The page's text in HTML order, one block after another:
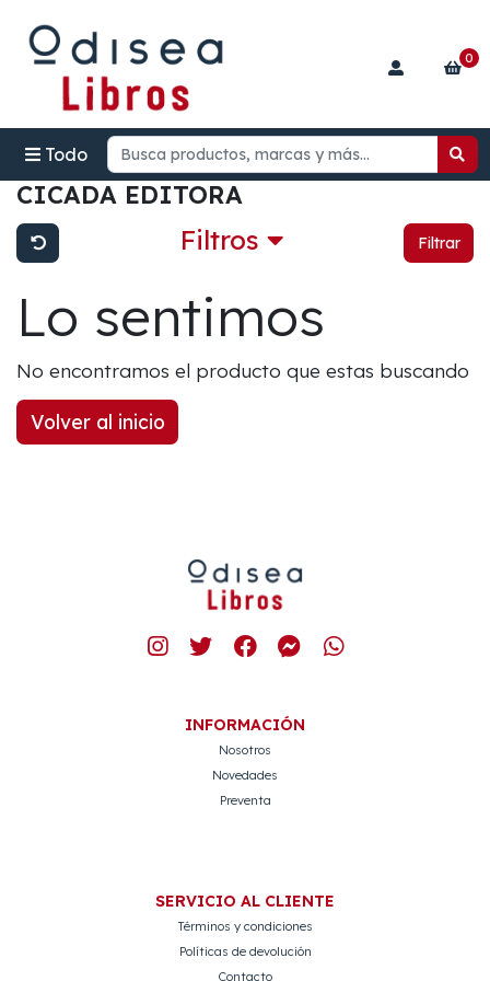
Todo
0
CICADA EDITORA
Filtros Filtrar
Lo sentimos
No encontramos el producto que estas buscando
Volver al inicio
INFORMACIÓN
Nosotros
Novedades
Preventa
SERVICIO AL CLIENTE
Términos y condiciones
Políticas de devolución
Contacto